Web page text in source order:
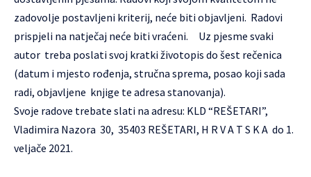
zadovolje postavljeni kriterij, neće biti objavljeni. Radovi
prispjeli na natječaj neće biti vraćeni. Uz pjesme svaki
autor treba poslati svoj kratki životopis do šest rečenica
(datum i mjesto rođenja, stručna sprema, posao koji sada
radi, objavljene knjige te adresa stanovanja).
Svoje radove trebate slati na adresu: KLD “REŠETARI”,
Vladimira Nazora 30, 35403 REŠETARI, H R V A T S K A do 1.
veljače 2021.